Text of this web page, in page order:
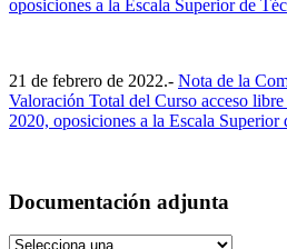
oposiciones a la Escala Superior de
21 de febrero de 2022.- Nota de la
Valoración Total del Curso acceso
2020, oposiciones a la Escala
Documentación adjunta